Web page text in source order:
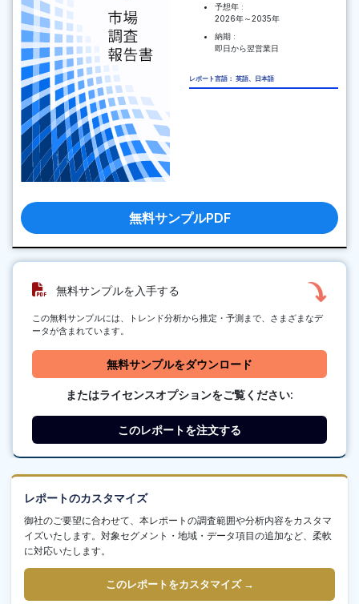
予想年 :
2026年～2035年
納期 :
即日から翌営業日
レポート言語： 英語、日本語
無料サンプルPDF
無料サンプルを入手する
この無料サンプルには、トレンド分析から推定・予測まで、さまざまなデ
ータが含まれています。
無料サンプルをダウンロード
またはライセンスオプションをご覧ください:
このレポートを注文する
レポートのカスタマイズ
御社のご要望に合わせて、本レポートの調査範囲や分析内容をカスタマ
イズいたします。対象セグメント・地域・データ項目の追加など、柔軟
に対応いたします。
このレポートをカスタマイズ →